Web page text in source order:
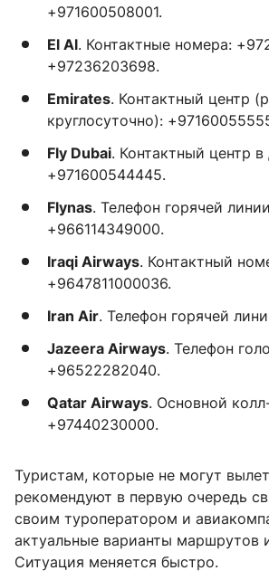
+971600508001.
El Al. Контактные номера:
+97236203698.
Emirates. Контактный центр
круглосуточно):
Fly Dubai. Контактный центр в
+971600544445.
Flynas. Телефон горячей
+966114349000.
Iraqi Airways. Контактный
+9647811000036.
Iran Air. Телефон горячей
Jazeera Airways. Телефон
+96522282040.
Qatar Airways. Основной
+97440230000.
Туристам, которые не могут
рекомендуют в первую очередь
своим туроператором и
актуальные варианты маршрутов
Ситуация меняется быстро.